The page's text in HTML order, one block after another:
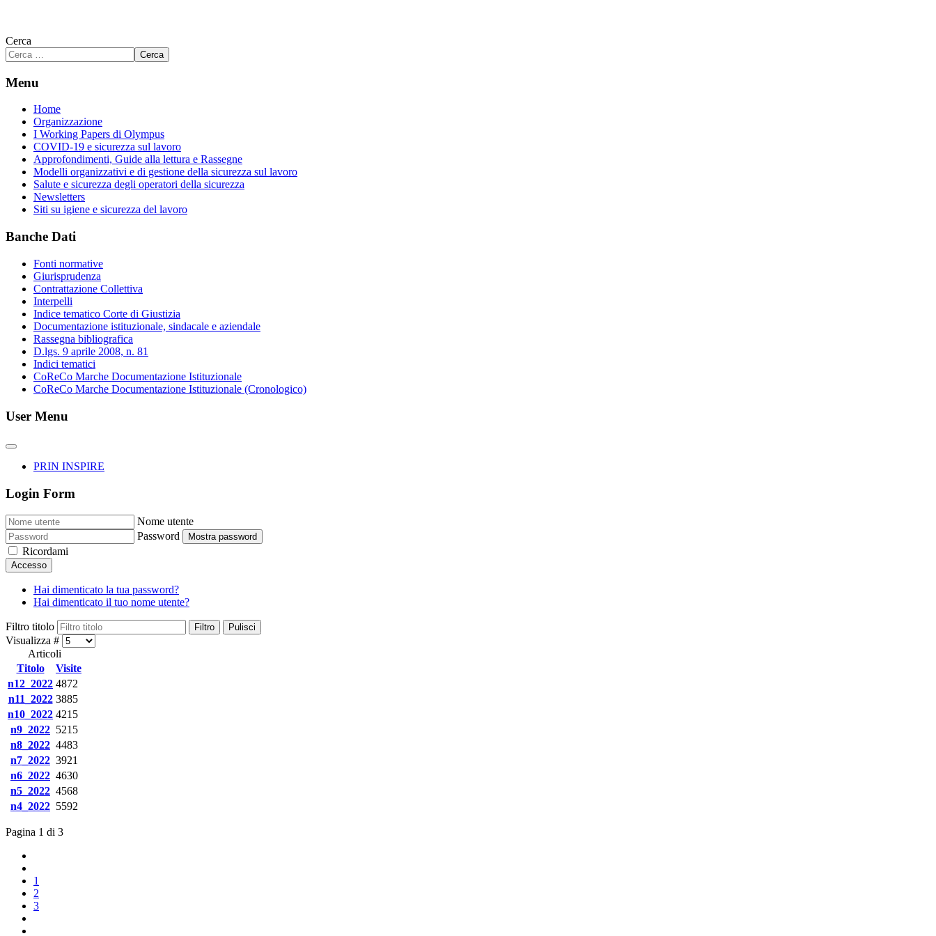
Cerca
Cerca
Menu
Home
Organizzazione
I Working Papers di Olympus
COVID-19 e sicurezza sul lavoro
Approfondimenti, Guide alla lettura e Rassegne
Modelli organizzativi e di gestione della sicurezza sul lavoro
Salute e sicurezza degli operatori della sicurezza
Newsletters
Siti su igiene e sicurezza del lavoro
Banche Dati
Fonti normative
Giurisprudenza
Contrattazione Collettiva
Interpelli
Indice tematico Corte di Giustizia
Documentazione istituzionale, sindacale e aziendale
Rassegna bibliografica
D.lgs. 9 aprile 2008, n. 81
Indici tematici
CoReCo Marche Documentazione Istituzionale
CoReCo Marche Documentazione Istituzionale (Cronologico)
User Menu
PRIN INSPIRE
Login Form
Nome utente
Password
Mostra password
Ricordami
Accesso
Hai dimenticato la tua password?
Hai dimenticato il tuo nome utente?
Filtro titolo Filtro Pulisci
Visualizza #
Articoli
Titolo
Visite
n12_2022 4872
n11_2022 3885
n10_2022 4215
n9_2022 5215
n8_2022 4483
n7_2022 3921
n6_2022 4630
n5_2022 4568
n4_2022 5592
Pagina 1 di 3
1
2
3